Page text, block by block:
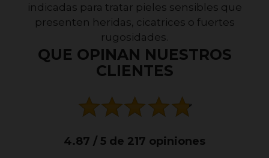
indicadas para tratar pieles sensibles que
presenten heridas, cicatrices o fuertes
rugosidades.
QUE OPINAN NUESTROS
CLIENTES
4.87 / 5 de 217 opiniones